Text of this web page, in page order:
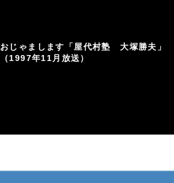
おじゃまします「屋代村塾 大塚勝夫」
（1997年11月放送）